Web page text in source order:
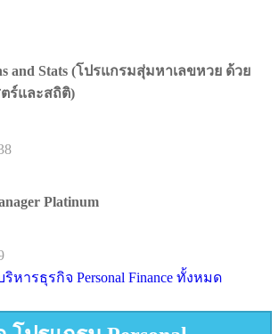
and Stats (โปรแกรมสุ่มหาเลขหวย ด้วย
ร์และสถิติ)
Platinum
ารธุรกิจ Personal Finance ทั้งหมด